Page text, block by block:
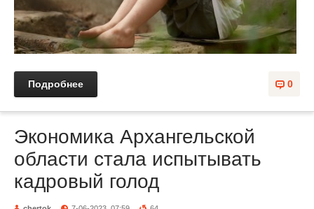
0
Подробнее
Экономика Архангельской
области стала испытывать
кадровый голод